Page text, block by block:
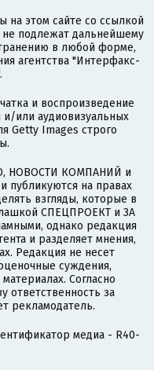
этом сайте со ссылкой
не подлежат дальнейшему
в любой форме,
агентства "Интерфакс-
и воспроизведение
или аудиовизуальных
Getty Images строго
НОВОСТИ КОМПАНИЙ и
на правах
взгляды, которые в
СПЕЦПРОЕКТ и ЗА
однако редакция
и разделяет мнения,
Редакция не несет
суждения,
Согласно
ответственность за
рекламодатель.
медиа - R40-